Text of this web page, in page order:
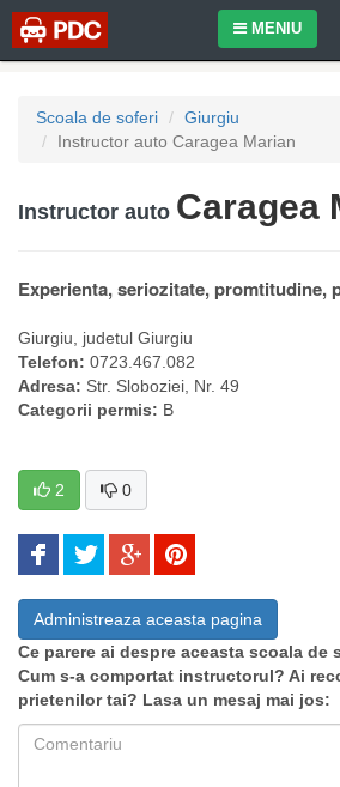
MENIU
Scoala de soferi
Giurgiu
Instructor auto Caragea Marian
Instructor auto Caragea
Experienta, seriozitate, promtitudine,
Giurgiu , judetul Giurgiu
Telefon: 0723.467.082
Adresa: Str. Sloboziei, Nr. 49
Categorii permis: B
2 0
Administreaza aceasta pagina
Ce parere ai despre aceasta scoala de
Cum s-a comportat instructorul? Ai
prietenilor tai? Lasa un mesaj mai jos: